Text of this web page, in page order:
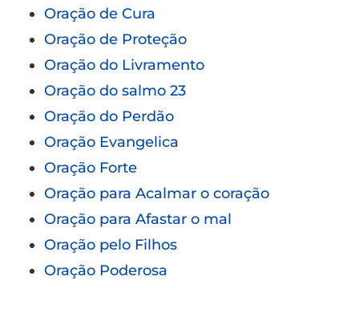
Oração de Cura
Oração de Proteção
Oração do Livramento
Oração do salmo 23
Oração do Perdão
Oração Evangelica
Oração Forte
Oração para Acalmar o coração
Oração para Afastar o mal
Oração pelo Filhos
Oração Poderosa